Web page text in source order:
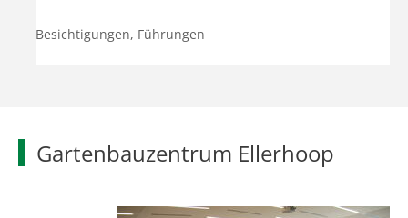
Besichtigungen, Führungen
Gartenbauzentrum Ellerhoop